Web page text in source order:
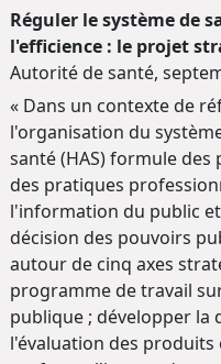
Réguler le système de
l'efficience : le projet
Autorité de santé,
« Dans un contexte de
l'organisation du
santé (HAS) formule
des pratiques
l'information du public
décision des pouvoirs
autour de cinq axes
programme de travail
publique ; développer la
l'évaluation des produits